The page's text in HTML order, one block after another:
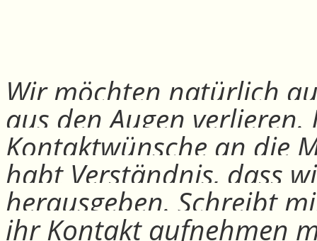
Wir möchten natürlich
aus den Augen
Kontaktwünsche an die
habt Verständnis, dass
herausgeben. Schreibt
ihr Kontakt aufnehmen